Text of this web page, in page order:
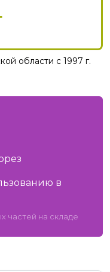
области с 1997 г.
в
частей на складе